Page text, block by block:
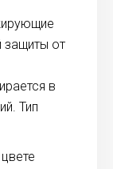
защиты от
в
Тип